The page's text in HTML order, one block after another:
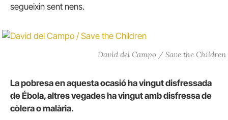
segueixin sent nens.
David del Campo / Save the Children
La pobresa en aquesta ocasió ha vingut disfressada
de Ébola, altres vegades ha vingut amb disfressa de
còlera o malària.